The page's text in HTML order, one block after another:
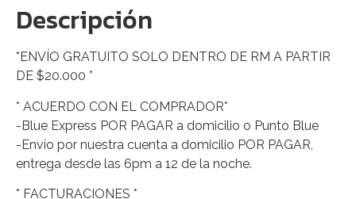
Descripción
*ENVÍO GRATUITO SOLO DENTRO DE RM A PARTIR
DE $20.000 *
* ACUERDO CON EL COMPRADOR*
-Blue Express POR PAGAR a domicilio o Punto Blue
-Envío por nuestra cuenta a domicilio POR PAGAR,
entrega desde las 6pm a 12 de la noche.
* FACTURACIONES *